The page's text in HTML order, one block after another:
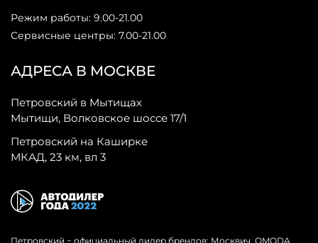
АДРЕСА В МОСКВЕ
Петровский в Мытищах
Мытищи, Волковское шоссе 17/1
Петровский на Каширке
МКАД, 23 км, вл 3
Режим работы: 9.00-21.00
Сервисные центры: 7.00-21.00
Петровский − официальный дилер брендов: Москвич, OMODA,